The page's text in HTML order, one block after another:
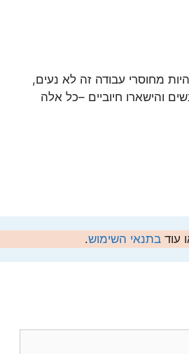
מחוסרי עבודה זה לא נעים,
והישארו חיוביים –כל אלה
עוד בתנאי השימוש.